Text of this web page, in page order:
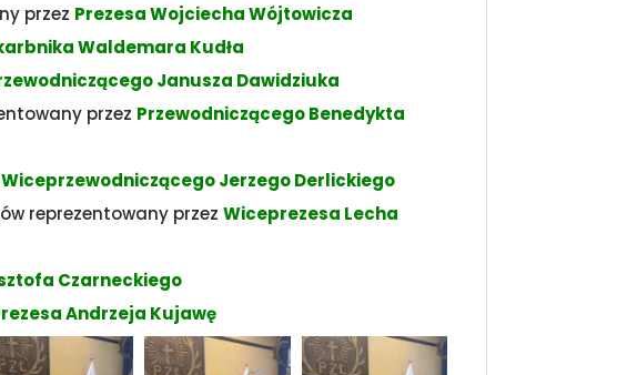
przez Prezesa Wojciecha Wójtowicza
Waldemara Kudła
Janusza Dawidziuka
przez Przewodniczącego Benedykta
Wiceprzewodniczącego Jerzego Derlickiego
reprezentowany przez Wiceprezesa Lecha
Czarneckiego
Andrzeja Kujawę